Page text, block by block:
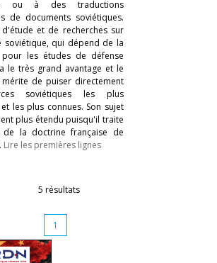
ou à des traductions
de documents soviétiques.
et de recherches sur
soviétique, qui dépend de la
pour les études de défense
le très grand avantage et le
de puiser directement
soviétiques les plus
les plus connues. Son sujet
plus étendu puisqu'il traite
de la doctrine française de
Lire les premières lignes
5 résultats
1